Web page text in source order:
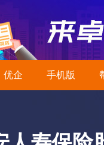
优企 手机版